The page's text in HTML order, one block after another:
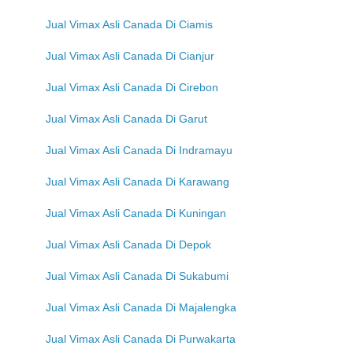
Jual Vimax Asli Canada Di Ciamis
Jual Vimax Asli Canada Di Cianjur
Jual Vimax Asli Canada Di Cirebon
Jual Vimax Asli Canada Di Garut
Jual Vimax Asli Canada Di Indramayu
Jual Vimax Asli Canada Di Karawang
Jual Vimax Asli Canada Di Kuningan
Jual Vimax Asli Canada Di Depok
Jual Vimax Asli Canada Di Sukabumi
Jual Vimax Asli Canada Di Majalengka
Jual Vimax Asli Canada Di Purwakarta